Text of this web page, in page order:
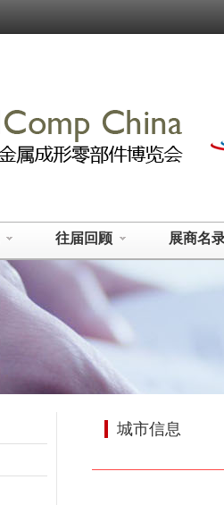
往届回顾 展商名
城市信息